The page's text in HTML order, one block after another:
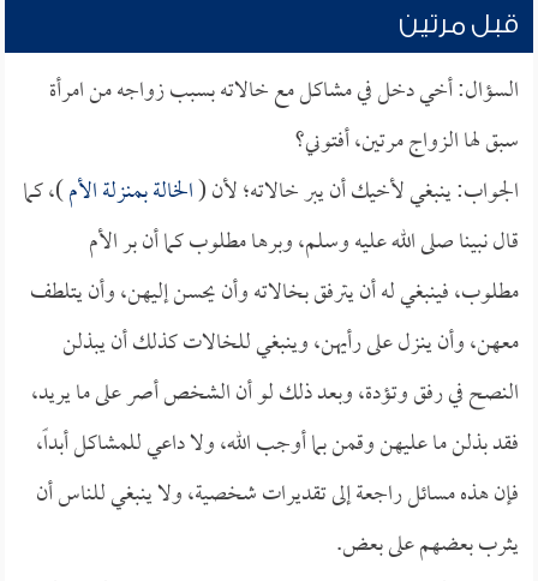
قبل مرتين
السؤال: أخي دخل في مشاكل مع خالاته بسبب زواجه من امرأة
سبق لها الزواج مرتين، أفتوني؟
الجواب: ينبغي لأخيك أن يبر خالاته؛ لأن (الخالة بمنزلة الأم)، كما
قال نبينا صلى الله عليه وسلم، وبرها مطلوب كما أن بر الأم
مطلوب، فينبغي له أن يترفق بخالاته وأن يحسن إليهن، وأن يتلطف
معهن، وأن ينزل على رأيهن، وينبغي للخالات كذلك أن يبذلن
النصح في رفق وتؤدة، وبعد ذلك لو أن الشخص أصر على ما يريد،
فقد بذلن ما عليهن وقمن بما أوجب الله، ولا داعي للمشاكل أبداً،
فإن هذه مسائل راجعة إلى تقديرات شخصية، ولا ينبغي للناس أن
يثرب بعضهم على بعض.